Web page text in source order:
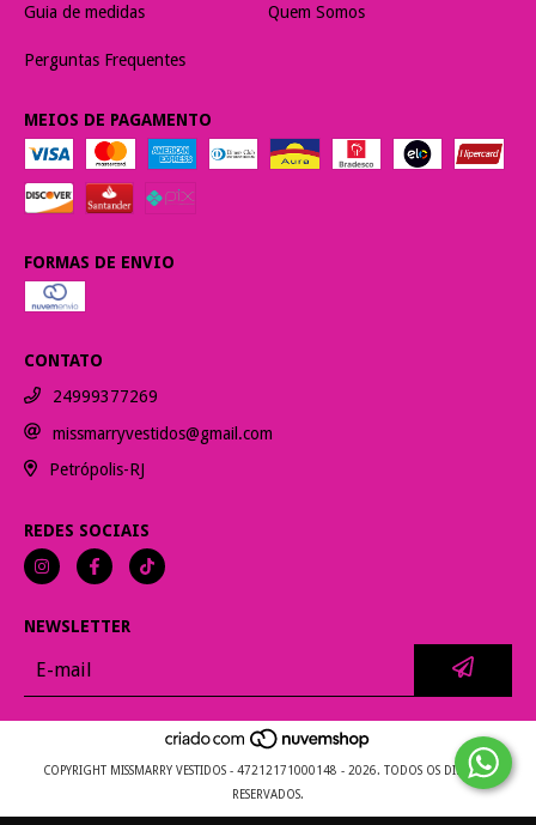
Guia de medidas Quem Somos
Perguntas Frequentes
MEIOS DE PAGAMENTO
FORMAS DE ENVIO
CONTATO
24999377269
missmarryvestidos@gmail.com
Petrópolis-RJ
REDES SOCIAIS
NEWSLETTER
COPYRIGHT MISSMARRY VESTIDOS - 47212171000148 - 2026. TODOS OS DIREITOS
RESERVADOS.